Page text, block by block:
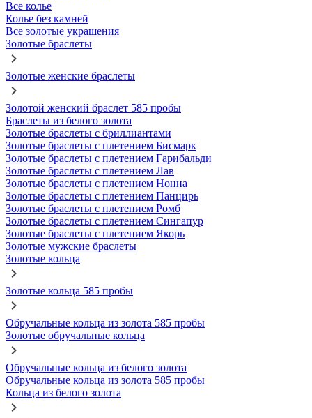
Все колье
Колье без камней
Все золотые украшения
Золотые браслеты
Золотые женские браслеты
Золотой женский браслет 585 пробы
Браслеты из белого золота
Золотые браслеты с бриллиантами
Золотые браслеты с плетением Бисмарк
Золотые браслеты с плетением Гарибальди
Золотые браслеты с плетением Лав
Золотые браслеты с плетением Нонна
Золотые браслеты с плетением Панцирь
Золотые браслеты с плетением Ромб
Золотые браслеты с плетением Сингапур
Золотые браслеты с плетением Якорь
Золотые мужские браслеты
Золотые кольца
Золотые кольца 585 пробы
Обручальные кольца из золота 585 пробы
Золотые обручальные кольца
Обручальные кольца из белого золота
Обручальные кольца из золота 585 пробы
Кольца из белого золота